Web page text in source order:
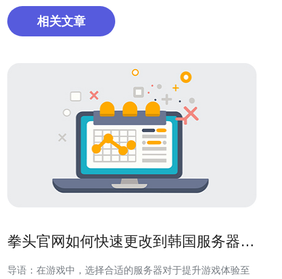
相关文章
拳头官网如何快速更改到韩国服务器设
导语：在游戏中，选择合适的服务器对于提升游戏体验至